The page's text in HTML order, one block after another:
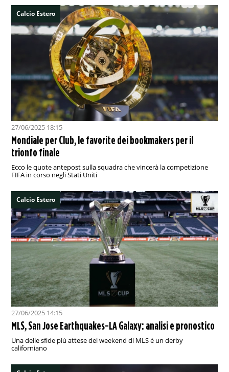
Calcio Estero
27/06/2025 18:15
Mondiale per Club, le favorite dei bookmakers per il
trionfo finale
Ecco le quote antepost sulla squadra che vincerà la competizione
FIFA in corso negli Stati Uniti
Calcio Estero
27/06/2025 14:15
MLS, San Jose Earthquakes-LA Galaxy: analisi e pronostico
Una delle sfide più attese del weekend di MLS è un derby
californiano